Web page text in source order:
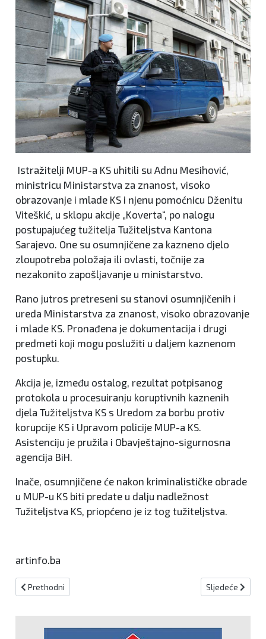
Istražitelji MUP-a KS uhitili su Adnu Mesihović,
ministricu Ministarstva za znanost, visoko
obrazovanje i mlade KS i njenu pomoćnicu Dženitu
Viteškić, u sklopu akcije „Koverta“, po nalogu
postupajućeg tužitelja Tužiteljstva Kantona
Sarajevo. One su osumnjičene za kazneno djelo
zloupotreba položaja ili ovlasti, točnije za
nezakonito zapošljavanje u ministarstvo.
Rano jutros pretreseni su stanovi osumnjičenih i
ureda Ministarstva za znanost, visoko obrazovanje
i mlade KS. Pronađena je dokumentacija i drugi
predmeti koji mogu poslužiti u daljem kaznenom
postupku.
Akcija je, između ostalog, rezultat potpisanog
protokola u procesuiranju koruptivnih kaznenih
djela Tužiteljstva KS s Uredom za borbu protiv
korupcije KS i Upravom policije MUP-a KS.
Asistenciju je pružila i Obavještajno-sigurnosna
agencija BiH.
Inače, osumnjičene će nakon kriminalističke obrade
u MUP-u KS biti predate u dalju nadležnost
Tužiteljstva KS, priopćeno je iz tog tužiteljstva.
artinfo.ba
Prethodni članak: U nesreći na radu poginuo 40-godišnjak iz
Prethodni Sljedeći
Sljedeće